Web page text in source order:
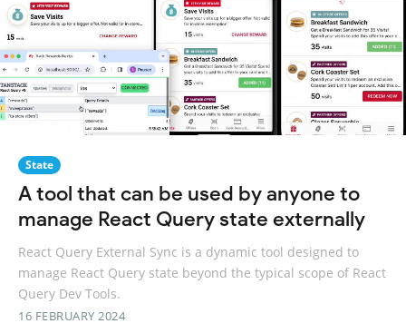
State
A tool that can be used by anyone to
manage React Query state externally
React Query External Sync is a dynamic tool designed to
manage React Query state beyond the typical scope of React
Query Dev Tools.
16 FEBRUARY 2024